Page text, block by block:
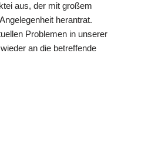
aus, der mit großem
herantrat.
Problemen in unserer
an die betreffende